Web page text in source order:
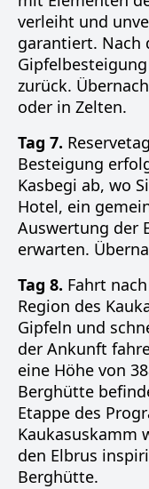
verleiht und
garantiert. Nach
zurück.
oder in Zelten.
Tag 7.
Besteigung
Kasbegi ab, wo
Hotel, ein
Auswertung der
erwarten.
Tag 8. Fahrt
Region des
Gipfeln und
der Ankunft
eine Höhe von
Berghütte
Etappe des
Kaukasuskamm
den Elbrus
Berghütte.